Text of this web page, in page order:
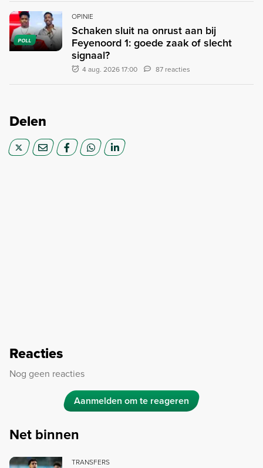
POLL
OPINIE
Schaken sluit na onrust aan bij
Feyenoord 1: goede zaak of slecht
signaal?
4 aug. 2026 17:00 87 reacties
Delen
Reacties
Nog geen reacties
Aanmelden om te reageren
Net binnen
TRANSFERS